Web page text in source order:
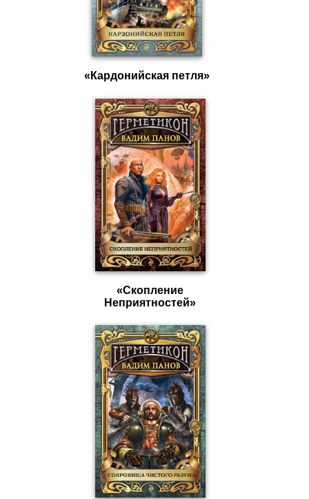
«Кардонийская петля»
«Скопление
Неприятностей»